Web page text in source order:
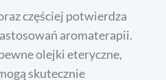
częściej potwierdza
aromaterapii.
olejki eteryczne,
skutecznie